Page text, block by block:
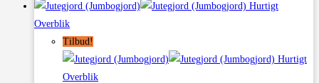
Hurtigt
Overblik
Tilbud!
Hurtigt
Overblik